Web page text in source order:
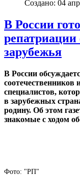
Создано: 04
В России
репатриации
зарубежья
В России
соотечественников
специалистов,
в зарубежных
родину. Об этом
знакомые с ходом
Фото: "РП"